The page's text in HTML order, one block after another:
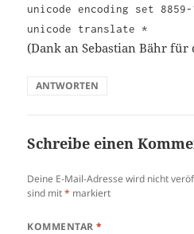
unicode encoding set 8859-
unicode translate *
(Dank an Sebastian Bähr
ANTWORTEN
Schreibe einen
Deine E-Mail-Adresse wird nicht
sind mit* markiert
KOMMENTAR*